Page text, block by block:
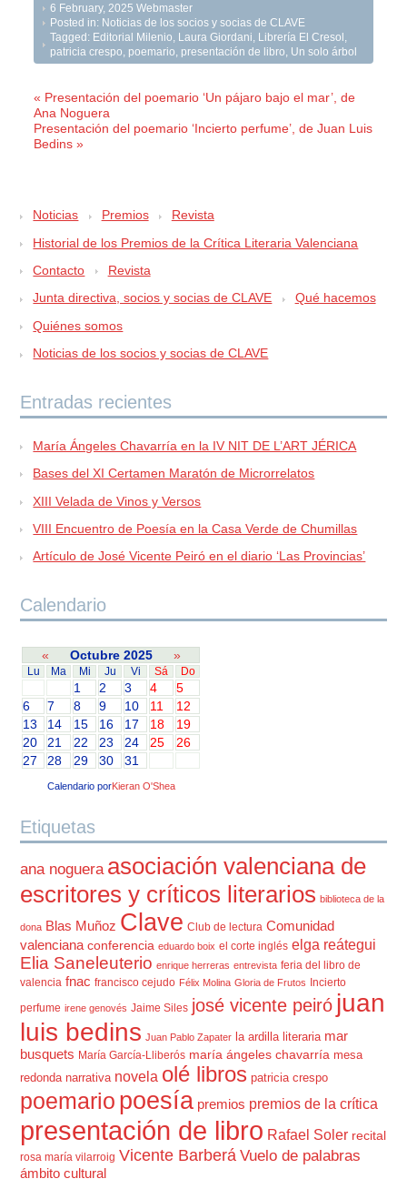
6 February, 2025 Webmaster
Posted in: Noticias de los socios y socias de CLAVE
Tagged: Editorial Milenio Laura Giordani Librería El Cresol
patricia crespo
poemario presentación de libro Un solo árbol
« Presentación del poemario ‘Un pájaro bajo el mar’, de
Ana Noguera
Presentación del poemario ‘Incierto perfume’, de Juan Luis
Bedins »
Noticias Premios
Revista
Historial de los Premios de la Crítica Literaria Valenciana
Contacto
Revista
Junta directiva, socios y socias de CLAVE
Qué hacemos
Quiénes somos
Noticias de los socios y socias de CLAVE
Entradas recientes
María Ángeles Chavarría en la IV NIT DE L’ART JÉRICA
Bases del XI Certamen Maratón de Microrrelatos
XIII Velada de Vinos y Versos
VIII Encuentro de Poesía en la Casa Verde de Chumillas
Artículo de José Vicente Peiró en el diario ‘Las Provincias’
Calendario
« Octubre 2025 »
Lu Ma Mi Ju Vi Sá Do
1 2 3 4
5
6
7 8 9 10 11
12
13
14 15 16 17 18
19
20
21 22 23 24 25
26
27
28 29 30 31
Calendario porKieran O'Shea
Etiquetas
ana noguera asociación valenciana de
escritores y críticos literarios biblioteca de la
dona Blas Muñoz Clave Club de lectura Comunidad
valenciana conferencia eduardo boix el corte inglés elga reátegui
Elia Saneleuterio enrique herreras entrevista feria del libro de
valencia fnac francisco cejudo Félix Molina Gloria de Frutos Incierto
perfume irene genovés Jaime Siles josé vicente peiró juan
luis bedins Juan Pablo Zapater la ardilla literaria mar
busquets María García-Lliberós maría ángeles chavarría mesa
redonda narrativa novela olé libros patricia crespo
poemario poesía premios premios de la crítica
presentación de libro Rafael Soler recital
rosa maría vilarroig Vicente Barberá Vuelo de palabras
ámbito cultural